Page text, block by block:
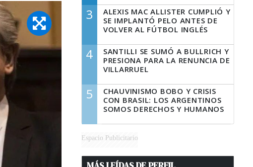
3
ALEXIS MAC ALLISTER CUMPLIÓ Y
SE IMPLANTÓ PELO ANTES DE
VOLVER AL FÚTBOL INGLÉS
4
SANTILLI SE SUMÓ A BULLRICH Y
PRESIONA PARA LA RENUNCIA DE
VILLARRUEL
5
CHAUVINISMO BOBO Y CRISIS
CON BRASIL: LOS ARGENTINOS
SOMOS DERECHOS Y HUMANOS
Espacio Publicitario